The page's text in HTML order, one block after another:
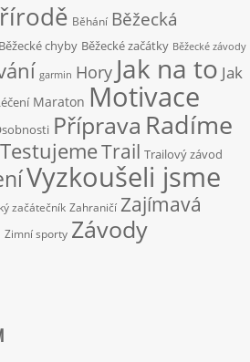
Běhání Běžecká
Běžecké chyby Běžecké začátky Běžecké závody
garmin Hory Jak na to Jak
Maraton Motivace
Příprava Radíme
TestujemeTrail Trailový závod
Vyzkoušeli jsme
začátečník Zahraničí Zajímavá
Zimní sporty Závody